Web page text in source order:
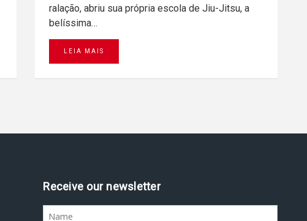
ralação, abriu sua própria escola de Jiu-Jitsu, a
belíssima…
LEIA MAIS
Receive our newsletter